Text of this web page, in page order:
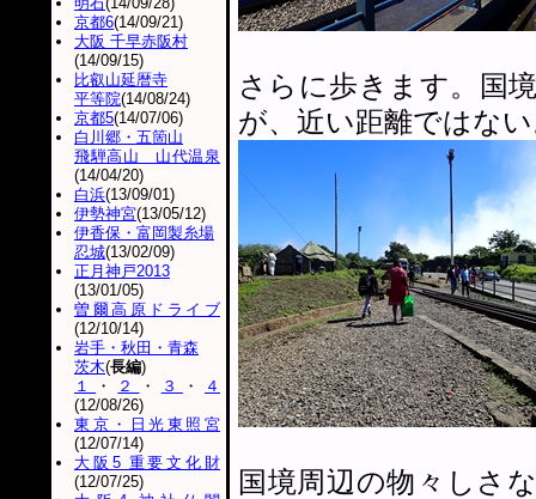
さらに歩きます。国
が、近い距離ではな
国境周辺の物々しさ
京都6(14/09/21)
大阪 千早赤阪村
(14/09/15)
比叡山延暦寺
平等院(14/08/24)
京都5(14/07/06)
白川郷・五箇山
飛騨高山 山代温泉
(14/04/20)
白浜(13/09/01)
伊勢神宮(13/05/12)
伊香保・富岡製糸場
忍城(13/02/09)
正月神戸2013
(13/01/05)
曽爾高原ドライブ
(12/10/14)
岩手・秋田・青森
茨木(長編)
１
・ ２ ・ ３ ・
４
(12/08/26)
東京・日光東照宮
(12/07/14)
大阪5 重要文化財
(12/07/25)